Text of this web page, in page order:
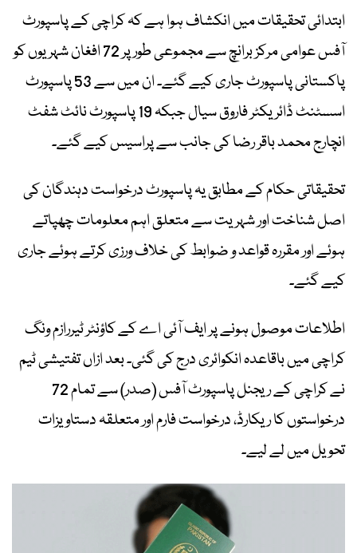
ابتدائی تحقیقات میں انکشاف ہوا ہے کہ کراچی کے پاسپورٹ
آفس عوامی مرکز برانچ سے مجموعی طور پر 72 افغان شہریوں کو
پاکستانی پاسپورٹ جاری کیے گئے۔ ان میں سے 53 پاسپورٹ
اسسٹنٹ ڈائریکٹر فاروق سیال جبکہ 19 پاسپورٹ نائٹ شفٹ
انچارج محمد باقر رضا کی جانب سے پراسیس کیے گئے۔
تحقیقاتی حکام کے مطابق یہ پاسپورٹ درخواست دہندگان کی
اصل شناخت اور شہریت سے متعلق اہم معلومات چھپاتے
ہوئے اور مقررہ قواعد و ضوابط کی خلاف ورزی کرتے ہوئے جاری
کیے گئے۔
اطلاعات موصول ہونے پر ایف آئی اے کے کاؤنٹر ٹیررازم ونگ
کراچی میں باقاعدہ انکوائری درج کی گئی۔ بعد ازاں تفتیشی ٹیم
نے کراچی کے ریجنل پاسپورٹ آفس (صدر) سے تمام 72
درخواستوں کا ریکارڈ، درخواست فارم اور متعلقہ دستاویزات
تحویل میں لے لیے۔